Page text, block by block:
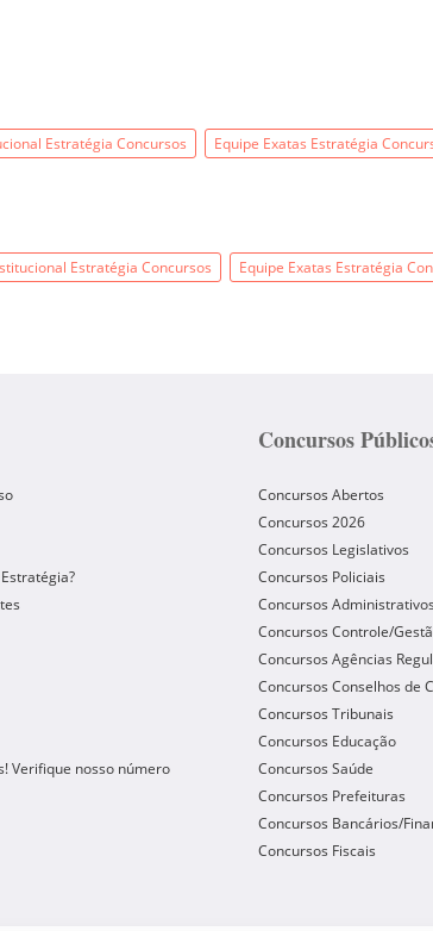
Estratégia Concursos Equipe Exatas Estratégia
Estratégia Concursos Equipe Exatas Estratégia
Verifique nosso número
Concursos
Concursos Abertos
Concursos 2026
Concursos Legislativos
Concursos Policiais
Concursos Administrativos
Concursos Controle/
Concursos Agências
Concursos Conselhos de
Concursos Tribunais
Concursos Educação
Concursos Saúde
Concursos Prefeituras
Concursos Bancários/
Concursos Fiscais